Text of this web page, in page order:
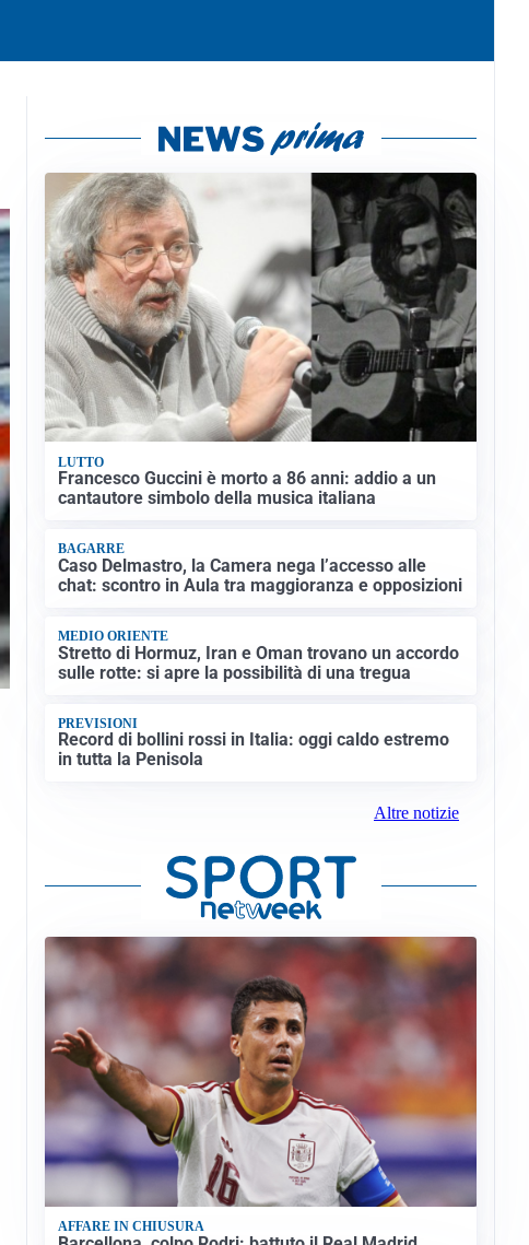
LUTTO
Francesco Guccini è morto a 86 anni: addio a un
cantautore simbolo della musica italiana
BAGARRE
Caso Delmastro, la Camera nega l’accesso alle
chat: scontro in Aula tra maggioranza e opposizioni
MEDIO ORIENTE
Stretto di Hormuz, Iran e Oman trovano un accordo
sulle rotte: si apre la possibilità di una tregua
PREVISIONI
Record di bollini rossi in Italia: oggi caldo estremo
in tutta la Penisola
Altre notizie
AFFARE IN CHIUSURA